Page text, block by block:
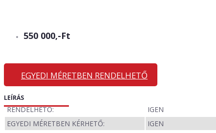
550 000,-Ft
EGYEDI MÉRETBEN RENDELHETŐ
LEÍRÁS
RENDELHETŐ:
IGEN
EGYEDI MÉRETBEN KÉRHETŐ:
IGEN